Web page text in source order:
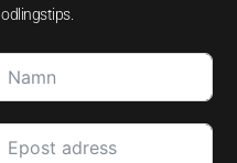
odlingstips.